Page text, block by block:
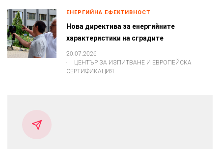
ЕНЕРГИЙНА ЕФЕКТИВНОСТ
Нова директива за енергийните
характеристики на сградите
20.07.2026
ЦЕНТЪР ЗА ИЗПИТВАНЕ И ЕВРОПЕЙСКА
СЕРТИФИКАЦИЯ